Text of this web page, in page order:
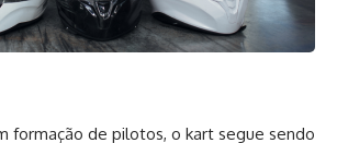
formação de pilotos, o kart segue sendo